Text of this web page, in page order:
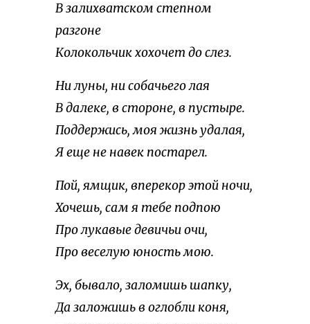
В залихватском степном
разгоне
Колокольчик хохочет до слез.
Ни луны, ни собачьего лая
В далеке, в стороне, в пустыре.
Поддержись, моя жизнь удалая,
Я еще не навек постарел.
Пой, ямщик, вперекор этой ночи,
Хочешь, сам я тебе подпою
Про лукавые девичьи очи,
Про веселую юность мою.
Эх, бывало, заломишь шапку,
Да заложишь в оглобли коня,